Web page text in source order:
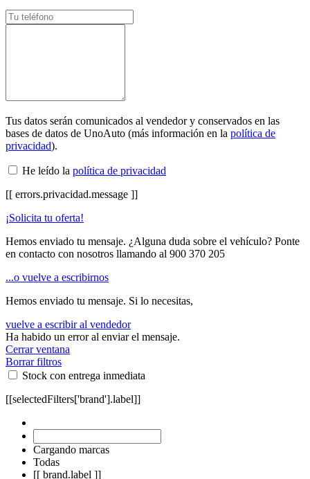
Tus datos serán comunicados al vendedor y conservados en las
bases de datos de UnoAuto (más información en la política de
privacidad).
He leído la política de privacidad
[[ errors.privacidad.message ]]
¡Solicita tu oferta!
Hemos enviado tu mensaje. ¿Alguna duda sobre el vehículo? Ponte
en contacto con nosotros llamando al 900 370 205
...o vuelve a escribirnos
Hemos enviado tu mensaje. Si lo necesitas,
vuelve a escribir al vendedor
Ha habido un error al enviar el mensaje.
Cerrar ventana
Borrar filtros
Stock con entrega inmediata
[[selectedFilters['brand'].label]]
Cargando marcas
Todas
[[ brand.label ]]